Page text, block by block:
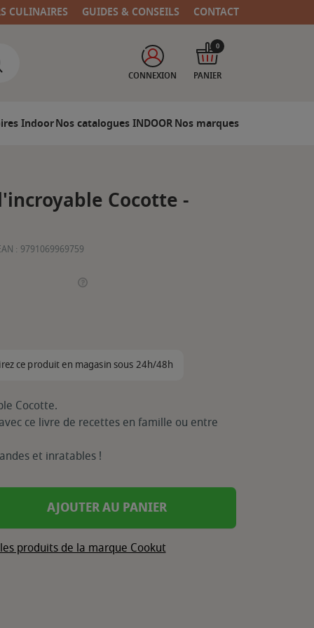
CULINAIRES GUIDES & CONSEILS CONTACT
CONNEXION PANIER
0
IndoorNos catalogues INDOORNos marques
Cocotte -
: 9791069969759
ce produit en magasin sous 24h/48h
Cocotte.
ce livre de recettes en famille ou entre
et inratables !
AJOUTER AU PANIER
produits de la marque Cookut